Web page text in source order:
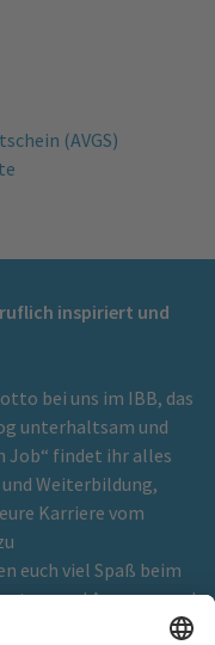
(AVGS)
inspiriert und
bei uns im IBB, das
unterhaltsam und
Job“ findet ihr alles
Weiterbildung,
Karriere vom
euch viel Spaß beim
und Anregungen!